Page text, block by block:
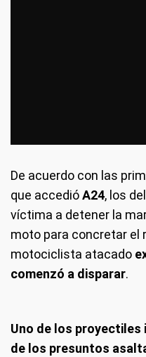
De acuerdo con las
que accedióA24, los
víctima a detener la
moto para concretar el
motociclista atacado
comenzó a disparar.
Uno de los proyectiles
de los presuntos